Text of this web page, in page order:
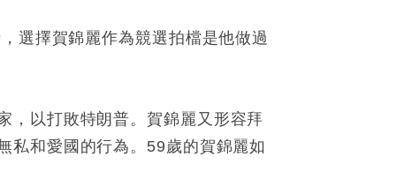
選擇賀錦麗作為競選拍檔是他做過
，以打敗特朗普。賀錦麗又形容拜
私和愛國的行為。59歲的賀錦麗如